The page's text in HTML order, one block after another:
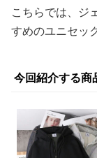
こちらでは、ジ
すめのユニセッ
今回紹介する商